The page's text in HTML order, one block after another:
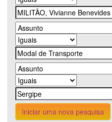
Iniciar uma nova pesquisa